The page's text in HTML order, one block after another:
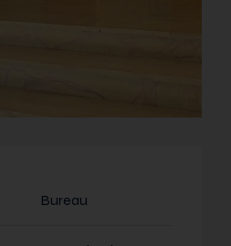
Bureau